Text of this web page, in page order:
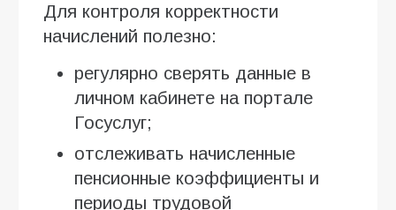
Для контроля корректности
начислений полезно:
регулярно сверять данные в
личном кабинете на портале
Госуслуг;
отслеживать начисленные
пенсионные коэффициенты и
периоды трудовой